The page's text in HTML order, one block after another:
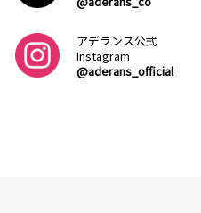
アデランス公式
Instagram
@aderans_official